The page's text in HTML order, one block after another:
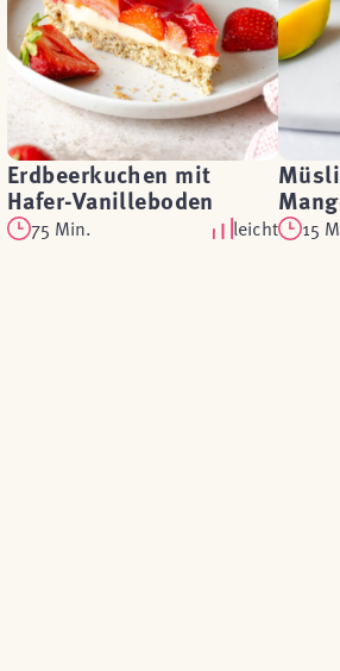
Erdbeerkuchen mit
Hafer-Vanilleboden
75 Min. leicht 15